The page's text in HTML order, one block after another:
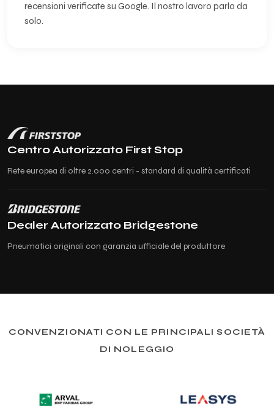
recensioni verificate su Google. Il nostro lavoro parla da
solo.
Centro Autorizzato First Stop
Rete europea di oltre 2.000 centri - standard di qualità certificati
Dealer Autorizzato Bridgestone
Pneumatici originali con garanzia ufficiale del produttore
CONVENZIONATI CON LE PRINCIPALI SOCIETÀ
DI NOLEGGIO